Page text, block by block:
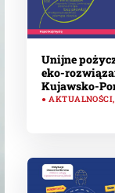
Unijne
eko-
Kujawsko-
AKTUALNOŚCI,